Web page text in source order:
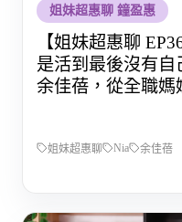
姐妹超惠聊 鐘盈惠
【姐妹超惠聊
是活到最後沒有
余佳蓓，從全職媽
姐妹超惠聊 Nia 余佳蓓